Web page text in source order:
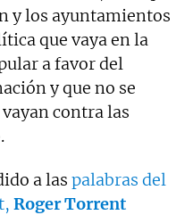
y los ayuntamientos
que vaya en la
a favor del
y que no se
contra las
a las palabras del
Roger Torrent